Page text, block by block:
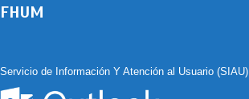
FHUM
Servicio de Información Y Atención al Usuario (SIAU)